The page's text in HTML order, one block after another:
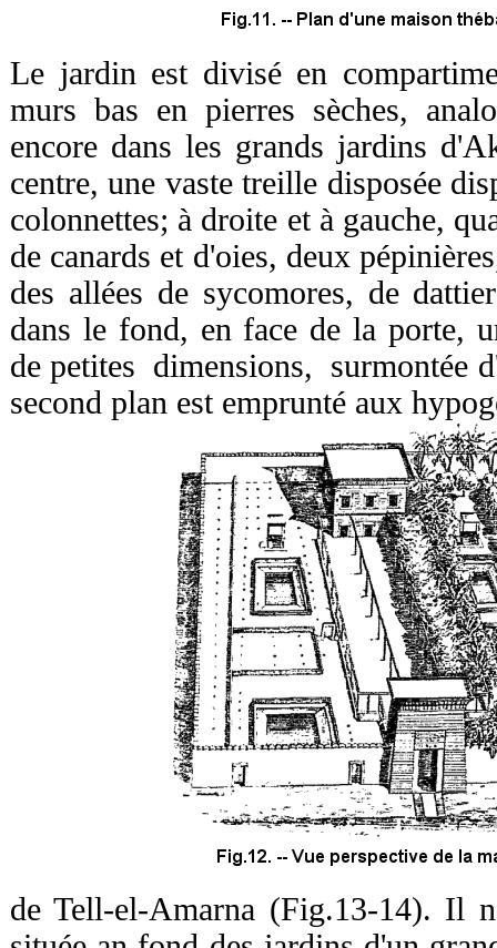
Le jardin est divisé en
murs bas en pierres sèches,
encore dans les grands jardins
centre, une vaste treille disposée
colonnettes; à droite et à gauche,
de canards et d'oies, deux
des allées de sycomores, de
dans le fond, en face de la porte,
de petites dimensions, surmontée
second plan est emprunté aux
de Tell-el-Amarna (Fig.13-14). Il